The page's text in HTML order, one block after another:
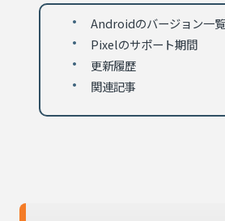
Androidのバージョン一覧
Pixelのサポート期間
更新履歴
関連記事